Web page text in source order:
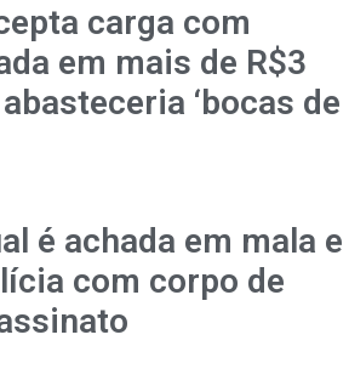
carga com
em mais de R$3
‘bocas de
é achada em mala e
com corpo de